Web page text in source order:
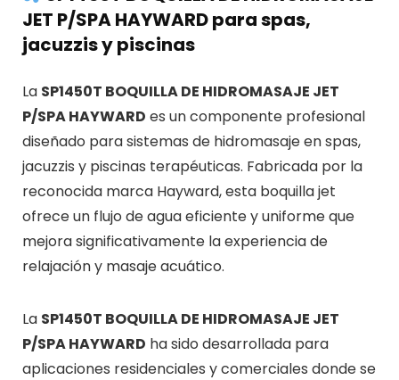
JET P/SPA HAYWARD para spas,
jacuzzis y piscinas
La SP1450T BOQUILLA DE HIDROMASAJE JET
P/SPA HAYWARD es un componente profesional
diseñado para sistemas de hidromasaje en spas,
jacuzzis y piscinas terapéuticas. Fabricada por la
reconocida marca Hayward, esta boquilla jet
ofrece un flujo de agua eficiente y uniforme que
mejora significativamente la experiencia de
relajación y masaje acuático.
La SP1450T BOQUILLA DE HIDROMASAJE JET
P/SPA HAYWARD ha sido desarrollada para
aplicaciones residenciales y comerciales donde se